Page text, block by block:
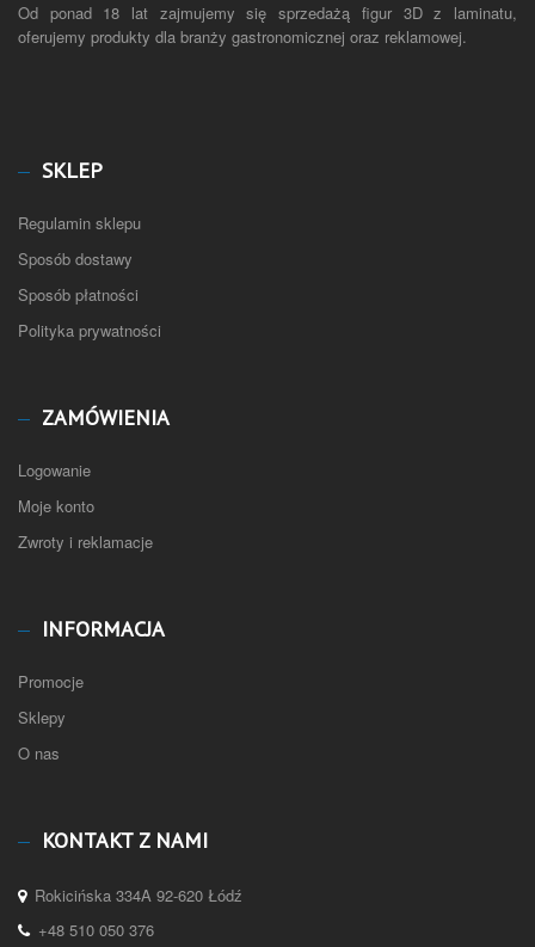
Od ponad 18 lat zajmujemy się sprzedażą figur 3D z laminatu,
oferujemy produkty dla branży gastronomicznej oraz reklamowej.
SKLEP
Regulamin sklepu
Sposób dostawy
Sposób płatności
Polityka prywatności
ZAMÓWIENIA
Logowanie
Moje konto
Zwroty i reklamacje
INFORMACJA
Promocje
Sklepy
O nas
KONTAKT Z NAMI
Rokicińska 334A 92-620 Łódź
+48 510 050 376